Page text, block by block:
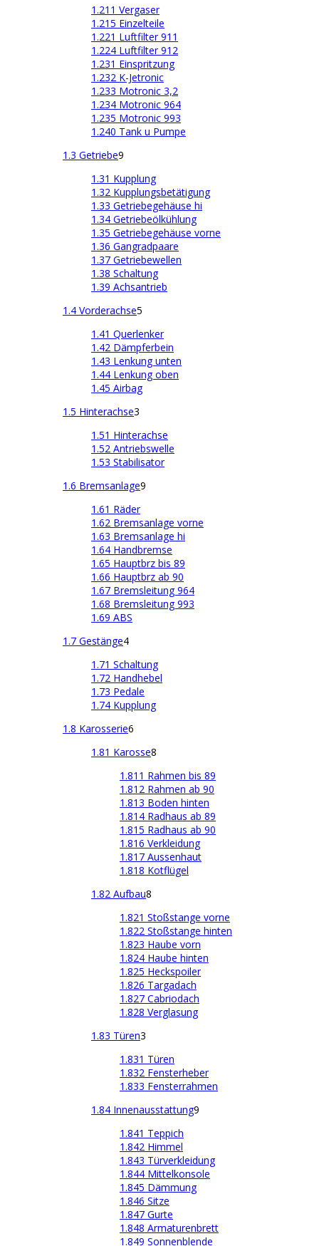
1.211 Vergaser
1.215 Einzelteile
1.221 Luftfilter 911
1.224 Luftfilter 912
1.231 Einspritzung
1.232 K-Jetronic
1.233 Motronic 3,2
1.234 Motronic 964
1.235 Motronic 993
1.240 Tank u Pumpe
1.3 Getriebe9
1.31 Kupplung
1.32 Kupplungsbetätigung
1.33 Getriebegehäuse hi
1.34 Getriebeölkühlung
1.35 Getriebegehäuse vorne
1.36 Gangradpaare
1.37 Getriebewellen
1.38 Schaltung
1.39 Achsantrieb
1.4 Vorderachse5
1.41 Querlenker
1.42 Dämpferbein
1.43 Lenkung unten
1.44 Lenkung oben
1.45 Airbag
1.5 Hinterachse3
1.51 Hinterachse
1.52 Antriebswelle
1.53 Stabilisator
1.6 Bremsanlage9
1.61 Räder
1.62 Bremsanlage vorne
1.63 Bremsanlage hi
1.64 Handbremse
1.65 Hauptbrz bis 89
1.66 Hauptbrz ab 90
1.67 Bremsleitung 964
1.68 Bremsleitung 993
1.69 ABS
1.7 Gestänge4
1.71 Schaltung
1.72 Handhebel
1.73 Pedale
1.74 Kupplung
1.8 Karosserie6
1.81 Karosse8
1.811 Rahmen bis 89
1.812 Rahmen ab 90
1.813 Boden hinten
1.814 Radhaus ab 89
1.815 Radhaus ab 90
1.816 Verkleidung
1.817 Aussenhaut
1.818 Kotflügel
1.82 Aufbau8
1.821 Stoßstange vorne
1.822 Stoßstange hinten
1.823 Haube vorn
1.824 Haube hinten
1.825 Heckspoiler
1.826 Targadach
1.827 Cabriodach
1.828 Verglasung
1.83 Türen3
1.831 Türen
1.832 Fensterheber
1.833 Fensterrahmen
1.84 Innenausstattung9
1.841 Teppich
1.842 Himmel
1.843 Türverkleidung
1.844 Mittelkonsole
1.845 Dämmung
1.846 Sitze
1.847 Gurte
1.848 Armaturenbrett
1.849 Sonnenblende